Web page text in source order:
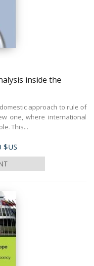
inside the
approach to rule of
one, where international
This...
$US